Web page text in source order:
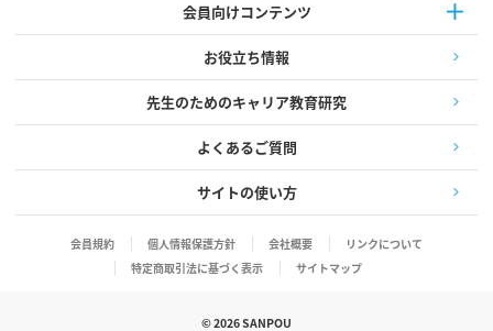
会員向けコンテンツ
お役立ち情報
先生のためのキャリア教育研究
よくあるご質問
サイトの使い方
会員規約 個人情報保護方針 会社概要
リンクについて
特定商取引法に基づく表示
サイトマップ
©2026SANPOU